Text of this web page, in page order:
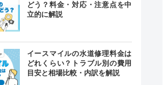
どう？料金・対応・注意点を中
立的に解説
イースマイルの水道修理料金は
どれくらい？トラブル別の費用
目安と相場比較・内訳を解説